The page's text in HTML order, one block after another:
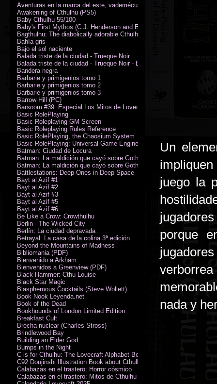
Un
juego la
porque
nada y
Aventuras en la marca del este, vademécum de campaña
Awakening of Cthulhu (PS5)
Baby Cthulhu 55/100
Baby's First Mythos (C.J. Henderson and Erica Henderson)
Bagthulhu: The diabolically adorable Cthulhu plushie dicebag
Bahía gris
Bajo el sol naciente
Balada triste de la ciudad - Trueque Noir
Balada triste de la ciudad - Trueque Noir - Edición de coleccionista
Bandera negra
Barbarie y primigenios tomo 1
Barbarie y primigenios tomo 2
Barbarie y primigenios tomo 3
Barrow Hill (PC)
Barsoom #39: Especial Los Mitos de Lovecraft
Basic RolePlaying
Basic Roleplaying GM Screen
Basic Roleplaying Rules Reference
Basic RolePlaying, the Chaosium System
Basic RolePlaying: Universal Game Engine (PDF)
Batman: Ciudad de Locura
Batman: La maldición que cayó sobre Gotham
Batman: La maldición que cayó sobre Gotham
Battlestations: Deep Ones in Deep Space
Bayt al Azif #1
Bayt al Azif #2
Bayt al Azif #3
Bayt al Azif #5
Bayt al Azif #6
Be Like a Crow: Crowthulhu
Berlin - The Wicked City
Berlín: La ciudad depravada
Betrayal: La casa de la colina 3ª edición
Beyond the Mountains of Madness
Bibliomania (PDF)
Bienvenido a Arkham
Bienvenidos a Greenview (PDF)
Black Hammer: Cthu-Louise
Black Star Magic
Blasphemous Cocktails (Steve Wollett)
Book Nook Leyenda.net
Book of the Dead
Bookhounds of London Limited Edition
Breakfast Cult
Brecha nuclear (Charles Stross)
Brindlewood Bay
Building an Elder God
Bumps in the Night
C is for Cthulhu: The Lovecraft Alphabet Board Book
C92 Doujinshi Illustration Book about Cthulhu Mythos
Calabazas en el trastero: Horror cósmico
Calabazas en el trastero: Mitos de Cthulhu